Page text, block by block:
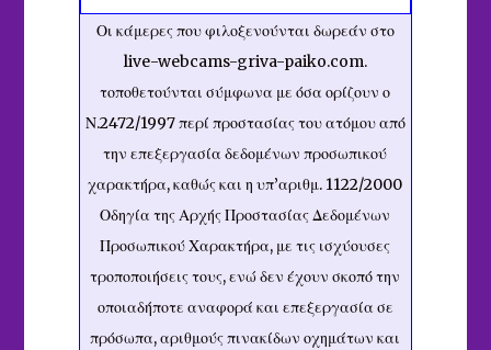
Οι κάμερες που φιλοξενούνται δωρεάν στο
live-webcams-griva-paiko.com.
τοποθετούνται σύμφωνα με όσα ορίζουν ο
Ν.2472/1997 περί προστασίας του ατόμου από
την επεξεργασία δεδομένων προσωπικού
χαρακτήρα, καθώς και η υπ’αριθμ. 1122/2000
Οδηγία της Αρχής Προστασίας Δεδομένων
Προσωπικού Χαρακτήρα, με τις ισχύουσες
τροποποιήσεις τους, ενώ δεν έχουν σκοπό την
οποιαδήποτε αναφορά και επεξεργασία σε
πρόσωπα, αριθμούς πινακίδων οχημάτων και